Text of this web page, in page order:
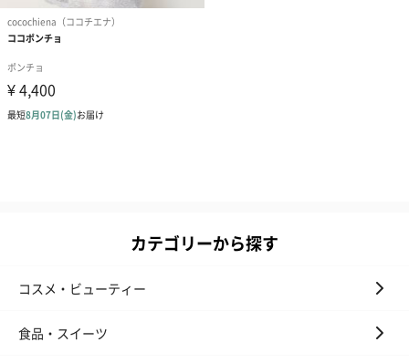
カテゴリーから探す
コスメ・ビューティー
食品・スイーツ